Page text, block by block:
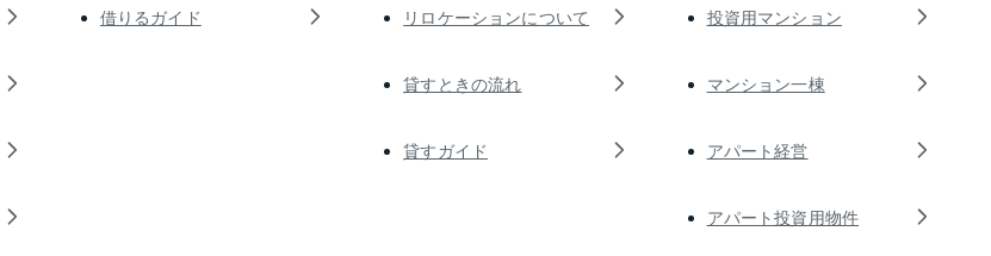
借りるガイド リロケーションについて
貸すときの流れ
貸すガイド
投資用マンション
マンション一棟
アパート経営
アパート投資用物件